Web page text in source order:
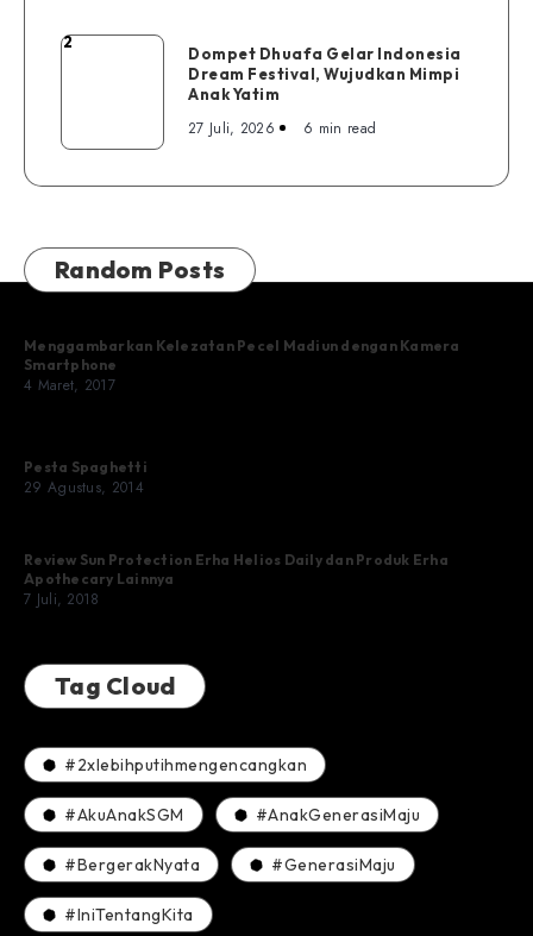
Food
Dompet
Festival,
Anak
Yatim
2
Dompet Dhuafa Gelar Indonesia
Dream Festival, Wujudkan Mimpi
Anak Yatim
27 Juli, 2026 6 min read
Random Posts
Menggambarkan Kelezatan Pecel Madiun dengan Kamera
Smartphone
4 Maret, 2017
Pesta Spaghetti
29 Agustus, 2014
Review Sun Protection Erha Helios Daily dan Produk Erha
Apothecary Lainnya
7 Juli, 2018
Tag Cloud
#2xlebihputihmengencangkan
#AkuAnakSGM #AnakGenerasiMaju
#BergerakNyata #GenerasiMaju
#IniTentangKita